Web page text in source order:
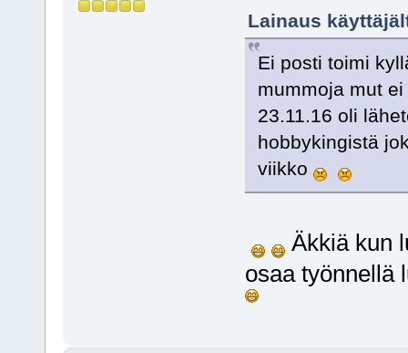
Lainaus
Ei posti toimi
mummoja mut
23.11.16 oli
hobbykingistä
viikko
Äkkiä kun
osaa työnnellä